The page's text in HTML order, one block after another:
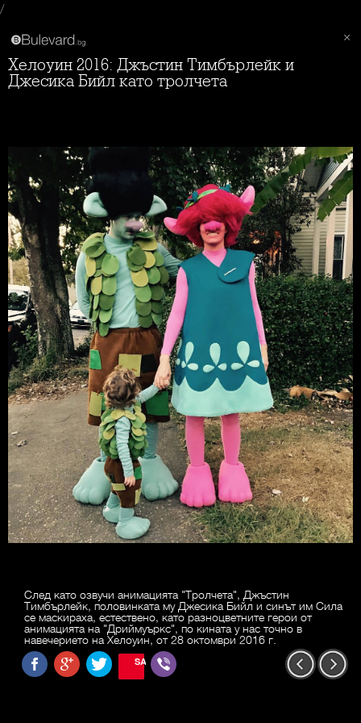
/
Хелоуин 2016: Джъстин Тимбърлейк и
Джесика Бийл като тролчета
След като озвучи анимацията "Тролчета", Джъстин
Тимбърлейк, половинката му Джесика Бийл и синът им Сила
се маскираха, естествено, като разноцветните герои от
анимацията на "Дриймуъркс", по кината у нас точно в
навечерието на Хелоуин, от 28 октомври 2016 г.
SAVE